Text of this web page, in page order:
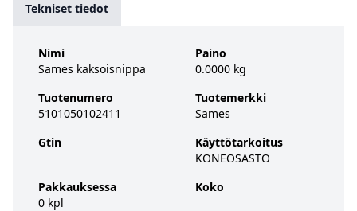
Tekniset tiedot
Nimi
Sames kaksoisnippa
Tuotenumero
5101050102411
Gtin
Pakkauksessa
0 kpl
Paino
0.0000 kg
Tuotemerkki
Sames
Käyttötarkoitus
KONEOSASTO
Koko